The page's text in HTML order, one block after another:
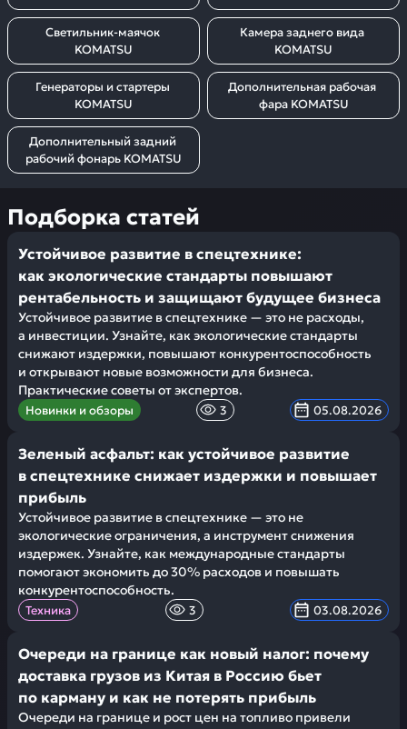
Светильник-маячок
KOMATSU
Камера заднего вида
KOMATSU
Генераторы и стартеры
KOMATSU
Дополнительная рабочая
фара KOMATSU
Дополнительный задний
рабочий фонарь KOMATSU
Подборка статей
Устойчивое развитие в спецтехнике:
как экологические стандарты повышают
рентабельность и защищают будущее бизнеса
Устойчивое развитие в спецтехнике — это не расходы,
а инвестиции. Узнайте, как экологические стандарты
снижают издержки, повышают конкурентоспособность
и открывают новые возможности для бизнеса.
Практические советы от экспертов.
Новинки и обзоры 3 05.08.2026
Зеленый асфальт: как устойчивое развитие
в спецтехнике снижает издержки и повышает
прибыль
Устойчивое развитие в спецтехнике — это не
экологические ограничения, а инструмент снижения
издержек. Узнайте, как международные стандарты
помогают экономить до 30% расходов и повышать
конкурентоспособность.
Техника 3 03.08.2026
Очереди на границе как новый налог: почему
доставка грузов из Китая в Россию бьет
по карману и как не потерять прибыль
Очереди на границе и рост цен на топливо привели